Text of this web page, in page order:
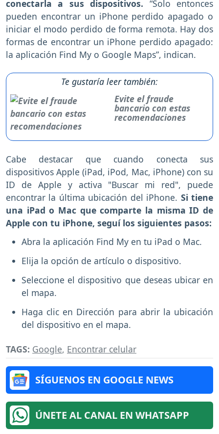
conectarla a sus dispositivos. “Solo entonces
pueden encontrar un iPhone perdido apagado o
iniciar el modo perdido de forma remota. Hay dos
formas de encontrar un iPhone perdido apagado:
la aplicación Find My o Google Maps”, indican.
Te gustaría leer también:
Evite el fraude
bancario con estas
recomendaciones
Cabe destacar que cuando conecta sus
dispositivos Apple (iPad, iPod, Mac, iPhone) con su
ID de Apple y activa "Buscar mi red", puede
encontrar la última ubicación del iPhone. Si tiene
una iPad o Mac que comparte la misma ID de
Apple con tu iPhone, seguí los siguientes pasos:
Abra la aplicación Find My en tu iPad o Mac.
Elija la opción de artículo o dispositivo.
Seleccione el dispositivo que deseas ubicar en
el mapa.
Haga clic en Dirección para abrir la ubicación
del dispositivo en el mapa.
TAGS: Google, Encontrar celular
SÍGUENOS EN GOOGLE NEWS
ÚNETE AL CANAL EN WHATSAPP